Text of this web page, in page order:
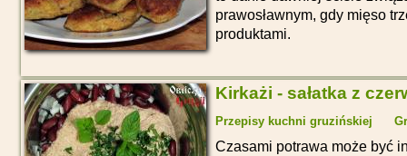
prawosławnym, gdy mięso
produktami.
Kirkażi - sałatka z
Przepisy kuchni gruzińskiej
Czasami potrawa może być